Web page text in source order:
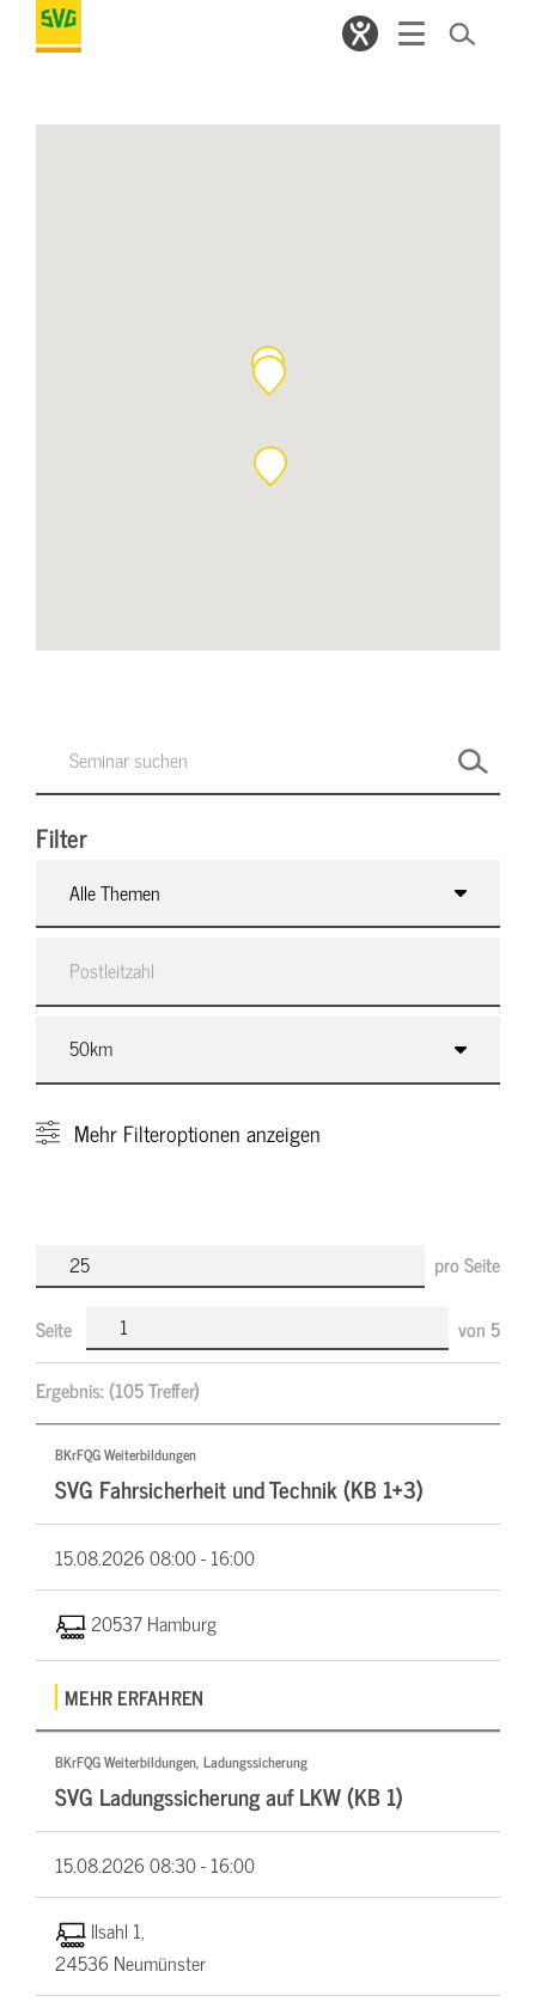
Filter
Alle Themen
Mehr Filteroptionen anzeigen
pro Seite
Seite von 5
Ergebnis:(105 Treffer)
BKrFQG Weiterbildungen
SVG Fahrsicherheit und Technik (KB 1+3)
15.08.202608:00 - 16:00
20537 Hamburg
MEHR ERFAHREN
BKrFQG Weiterbildungen, Ladungssicherung
SVG Ladungssicherung auf LKW (KB 1)
15.08.202608:30 - 16:00
Ilsahl 1,
24536 Neumünster